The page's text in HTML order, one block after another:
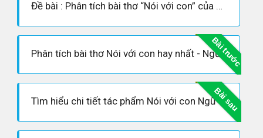
Đề bài : Phân tích bài thơ “Nói với con” của Y Phương
Bài trước
Phân tích bài thơ Nói với con hay nhất - Ngữ văn 9
Bài sau
Tìm hiểu chi tiết tác phẩm Nói với con Ngữ văn 9